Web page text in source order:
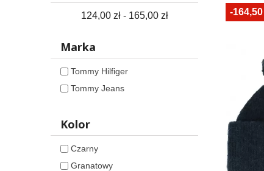
124,00 zł - 165,00 zł
Marka
Tommy Hilfiger
Tommy Jeans
Kolor
Czarny
Granatowy
-